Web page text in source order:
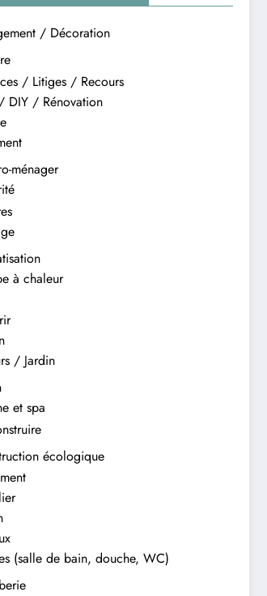
/ Décoration
/ Litiges / Recours
DIY / Rénovation
ménager
à chaleur
/ Jardin
et spa
écologique
(salle de bain, douche, WC)